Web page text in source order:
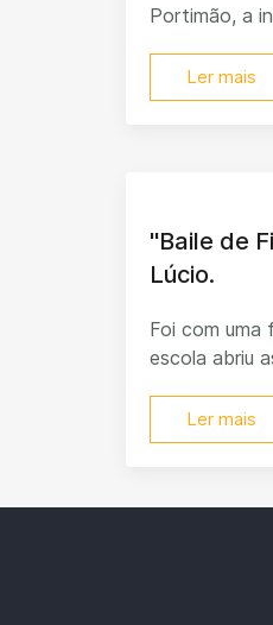
Portimão, a
Ler mais
"Baile de
Lúcio.
Foi com uma
escola abriu
Ler mais